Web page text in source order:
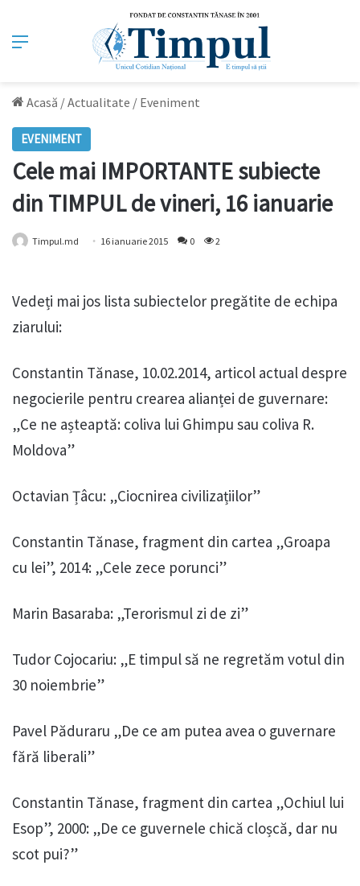
Meniu
Acasă /Actualitate / Eveniment
EVENIMENT
Cele mai IMPORTANTE subiecte
din TIMPUL de vineri, 16 ianuarie
Timpul.md 16 ianuarie 2015 0 2
Vedeți mai jos lista subiectelor pregătite de echipa
ziarului:
Constantin Tănase, 10.02.2014, articol actual despre
negocierile pentru crearea alianței de guvernare:
„Ce ne așteaptă: coliva lui Ghimpu sau coliva R.
Moldova”
Octavian Țâcu: „Ciocnirea civilizațiilor”
Constantin Tănase, fragment din cartea „Groapa
cu lei”, 2014: „Cele zece porunci”
Marin Basaraba: „Terorismul zi de zi”
Tudor Cojocariu: „E timpul să ne regretăm votul din
30 noiembrie”
Pavel Păduraru „De ce am putea avea o guvernare
fără liberali”
Constantin Tănase, fragment din cartea „Ochiul lui
Esop”, 2000: „De ce guvernele chică cloșcă, dar nu
scot pui?”